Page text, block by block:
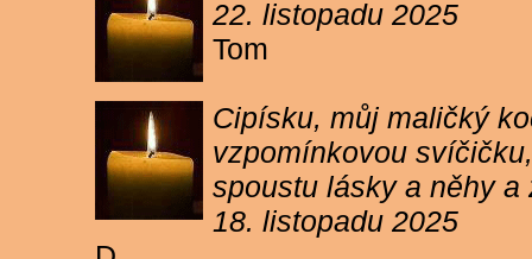
22. listopadu 2025
Tom
Cipísku, můj maličký
vzpomínkovou
spoustu lásky a něhy
18. listopadu 2025